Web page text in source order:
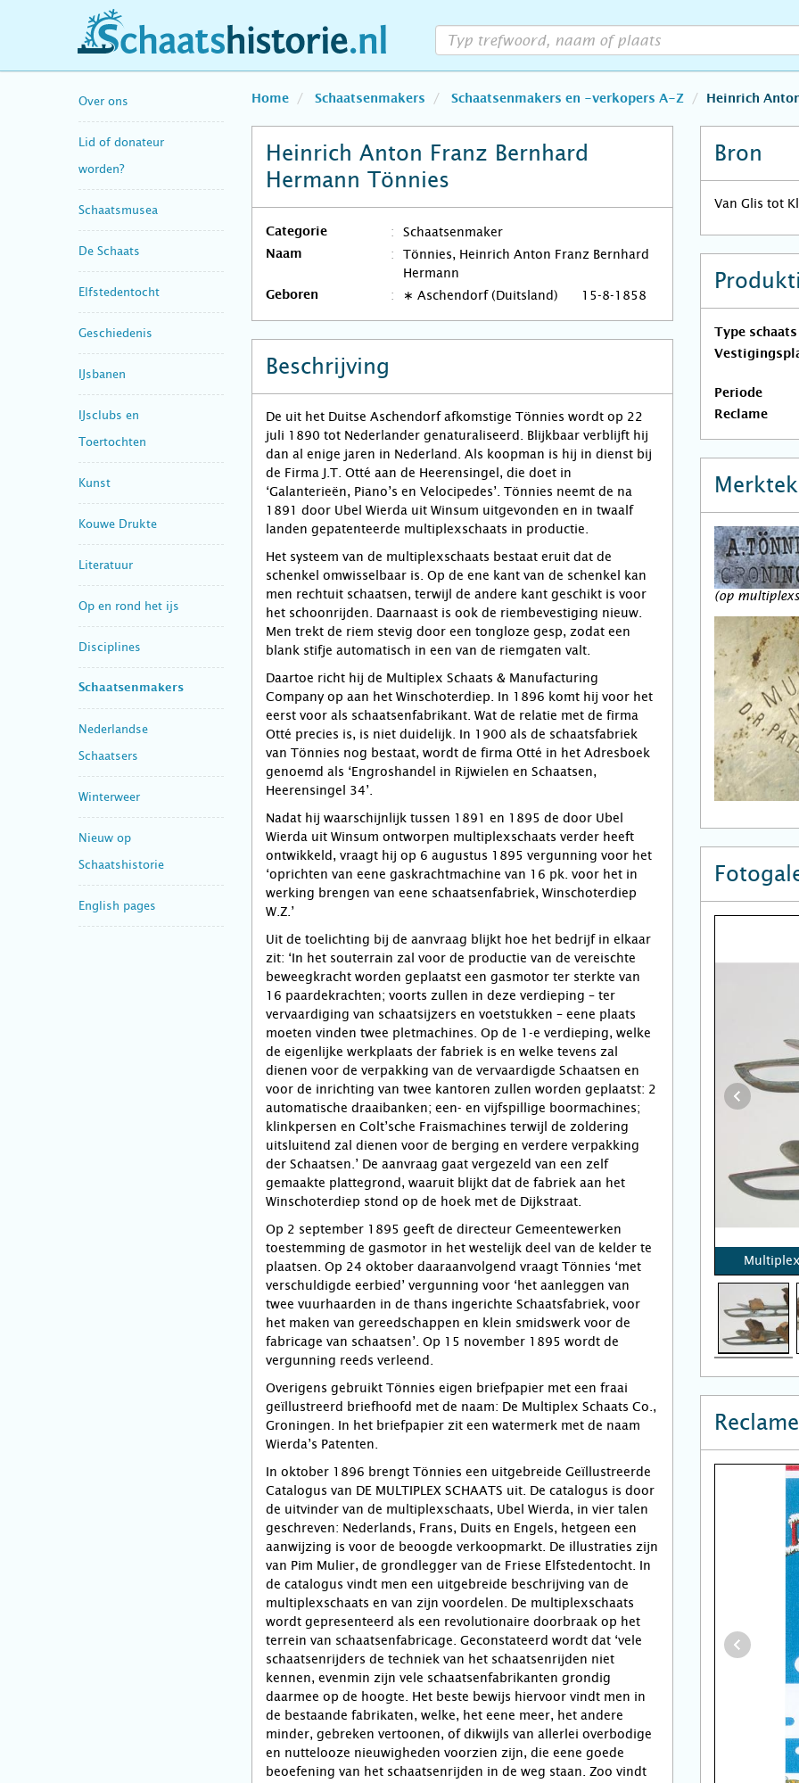
schaatshistorie.nl
Over ons
Lid of donateur
worden?
Schaatsmusea
De Schaats
Elfstedentocht
Geschiedenis
IJsbanen
IJsclubs en
Toertochten
Kunst
Kouwe Drukte
Literatuur
Op en rond het ijs
Disciplines
Schaatsenmakers
Nederlandse
Schaatsers
Winterweer
Nieuw op
Schaatshistorie
English pages
Home Schaatsenmakers Schaatsenmakers en -verkopers A-Z Heinrich
Heinrich Anton Franz Bernhard
Hermann Tönnies
Categorie Schaatsenmaker
Naam
Tönnies, Heinrich Anton Franz Bernhard
Hermann
Geboren ∗ Aschendorf (Duitsland) 15-8-1858
Beschrijving
De uit het Duitse Aschendorf afkomstige Tönnies wordt op 22
juli 1890 tot Nederlander genaturaliseerd. Blijkbaar verblijft hij
dan al enige jaren in Nederland. Als koopman is hij in dienst bij
de Firma J.T. Otté aan de Heerensingel, die doet in
‘Galanterieën, Piano’s en Velocipedes’. Tönnies neemt de na
1891 door Ubel Wierda uit Winsum uitgevonden en in twaalf
landen gepatenteerde multiplexschaats in productie.
Het systeem van de multiplexschaats bestaat eruit dat de
schenkel omwisselbaar is. Op de ene kant van de schenkel kan
men rechtuit schaatsen, terwijl de andere kant geschikt is voor
het schoonrijden. Daarnaast is ook de riembevestiging nieuw.
Men trekt de riem stevig door een tongloze gesp, zodat een
blank stifje automatisch in een van de riemgaten valt.
Daartoe richt hij de Multiplex Schaats & Manufacturing
Company op aan het Winschoterdiep. In 1896 komt hij voor het
eerst voor als schaatsenfabrikant. Wat de relatie met de firma
Otté precies is, is niet duidelijk. In 1900 als de schaatsfabriek
van Tönnies nog bestaat, wordt de firma Otté in het Adresboek
genoemd als ‘Engroshandel in Rijwielen en Schaatsen,
Heerensingel 34’.
Nadat hij waarschijnlijk tussen 1891 en 1895 de door Ubel
Wierda uit Winsum ontworpen multiplexschaats verder heeft
ontwikkeld, vraagt hij op 6 augustus 1895 vergunning voor het
‘oprichten van eene gaskrachtmachine van 16 pk. voor het in
werking brengen van eene schaatsenfabriek, Winschoterdiep
W.Z.’
Uit de toelichting bij de aanvraag blijkt hoe het bedrijf in elkaar
zit: ‘In het souterrain zal voor de productie van de vereischte
beweegkracht worden geplaatst een gasmotor ter sterkte van
16 paardekrachten; voorts zullen in deze verdieping – ter
vervaardiging van schaatsijzers en voetstukken – eene plaats
moeten vinden twee pletmachines. Op de 1-e verdieping, welke
de eigenlijke werkplaats der fabriek is en welke tevens zal
dienen voor de verpakking van de vervaardigde Schaatsen en
voor de inrichting van twee kantoren zullen worden geplaatst: 2
automatische draaibanken; een- en vijfspillige boormachines;
klinkpersen en Colt’sche Fraismachines terwijl de zoldering
uitsluitend zal dienen voor de berging en verdere verpakking
der Schaatsen.’ De aanvraag gaat vergezeld van een zelf
gemaakte plattegrond, waaruit blijkt dat de fabriek aan het
Winschoterdiep stond op de hoek met de Dijkstraat.
Op 2 september 1895 geeft de directeur Gemeentewerken
toestemming de gasmotor in het westelijk deel van de kelder te
plaatsen. Op 24 oktober daaraanvolgend vraagt Tönnies ‘met
verschuldigde eerbied’ vergunning voor ‘het aanleggen van
twee vuurhaarden in de thans ingerichte Schaatsfabriek, voor
het maken van gereedschappen en klein smidswerk voor de
fabricage van schaatsen’. Op 15 november 1895 wordt de
vergunning reeds verleend.
Overigens gebruikt Tönnies eigen briefpapier met een fraai
geïllustreerd briefhoofd met de naam: De Multiplex Schaats Co.,
Groningen. In het briefpapier zit een watermerk met de naam
Wierda’s Patenten.
In oktober 1896 brengt Tönnies een uitgebreide Geïllustreerde
Catalogus van DE MULTIPLEX SCHAATS uit. De catalogus is door
de uitvinder van de multiplexschaats, Ubel Wierda, in vier talen
geschreven: Nederlands, Frans, Duits en Engels, hetgeen een
aanwijzing is voor de beoogde verkoopmarkt. De illustraties zijn
van Pim Mulier, de grondlegger van de Friese Elfstedentocht. In
de catalogus vindt men een uitgebreide beschrijving van de
multiplexschaats en van zijn voordelen. De multiplexschaats
wordt gepresenteerd als een revolutionaire doorbraak op het
terrein van schaatsenfabricage. Geconstateerd wordt dat ‘vele
schaatsenrijders de techniek van het schaatsenrijden niet
kennen, evenmin zijn vele schaatsenfabrikanten grondig
daarmee op de hoogte. Het beste bewijs hiervoor vindt men in
de bestaande fabrikaten, welke, het eene meer, het andere
minder, gebreken vertoonen, of dikwijls van allerlei overbodige
en nuttelooze nieuwigheden voorzien zijn, die eene goede
beoefening van het schaatsenrijden in de weg staan. Zoo vindt
Bron
Van Glis tot
Type schaats
Periode
Reclame
(op